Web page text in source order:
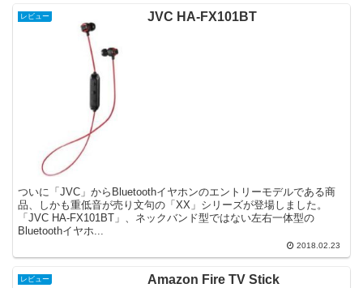
レビュー JVC HA-FX101BT
ついに「JVC」からBluetoothイヤホンのエントリーモデルである商
品、しかも重低音が売り文句の「XX」シリーズが登場しました。
「JVC HA-FX101BT」、ネックバンド型ではない左右一体型の
Bluetoothイヤホ...
2018.02.23
レビュー Amazon Fire TV Stick